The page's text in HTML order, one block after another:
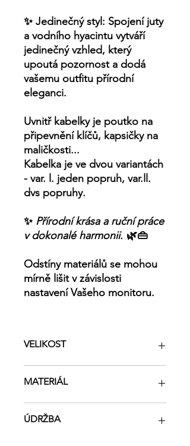
✨Jedinečný styl: Spojení juty
a vodního hyacintu vytváří
jedinečný vzhled, který
upoutá pozornost a dodá
vašemu outfitu přírodní
eleganci.
Uvnitř kabelky je poutko na
připevnění klíčů, kapsičky na
maličkosti...
Kabelka je ve dvou variantách
- var. l. jeden popruh, var.ll.
dvs popruhy.
✨ Přírodní krása a ruční práce
v dokonalé harmonii. 🌿👜
Odstíny materiálů se mohou
mírně lišit v závislosti
nastavení Vašeho monitoru.
VELIKOST
Délka dole 25 cm
Šířka nahoře 12 cm
MATERIÁL
Vodní hyacint
ÚDRŽBA